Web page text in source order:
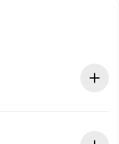
por adelantado.